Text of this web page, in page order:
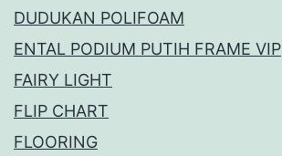
DUDUKAN POLIFOAM
ENTAL PODIUM PUTIH FRAME VIP
FAIRY LIGHT
FLIP CHART
FLOORING